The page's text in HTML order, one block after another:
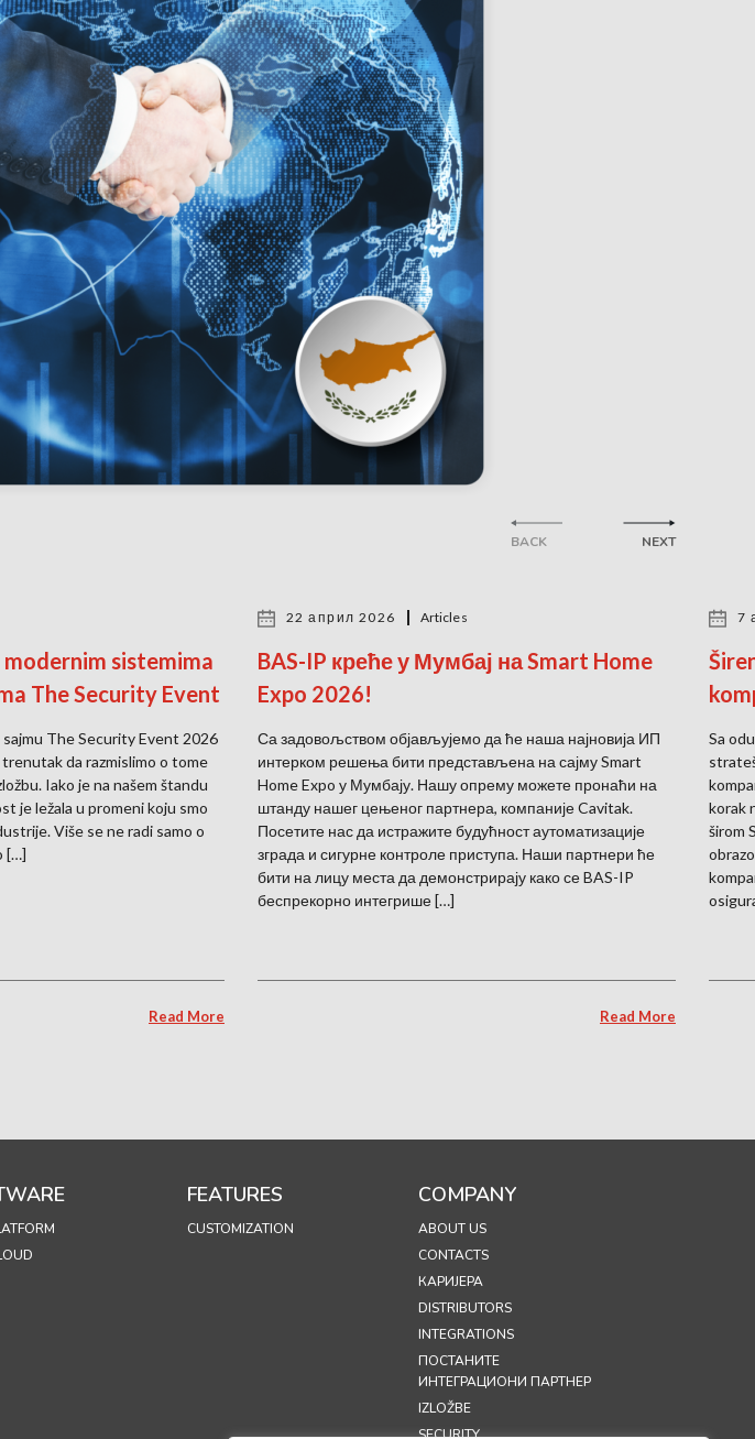
BACK
sistemima
The Security Event
The Security Event 2026
da razmislimo o tome
Iako je na našem štandu
je ležala u promeni koju smo
Više se ne radi samo o
[…]
Read More
22 април 2026 Articles
BAS-IP креће у Мумбај на Smart Home
Expo 2026!
Са задовољством објављујемо да ће наша најновија ИП
интерком решења бити представљена на сајму Smart
Home Expo у Мумбају. Нашу опрему можете пронаћи на
штанду нашег цењеног партнера, компаније Cavitak.
Посетите нас да истражите будућност аутоматизације
зграда и сигурне контроле приступа. Наши партнери ће
бити на лицу места да демонстрирају како се BAS-IP
беспрекорно интегрише […]
Read More
7
Sa
korak
širom
NEXT
FEATURES
CUSTOMIZATION
COMPANY
ABOUT US
CONTACTS
КАРИЈЕРА
DISTRIBUTORS
INTEGRATIONS
ПОСТАНИТЕ
ИНТЕГРАЦИОНИ ПАРТНЕР
IZLOŽBE
SECURITY